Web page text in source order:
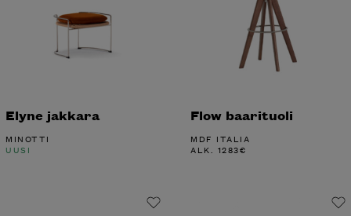
Elyne jakkara
MINOTTI
UUSI
Flow baarituoli
MDF ITALIA
ALK. 1283€